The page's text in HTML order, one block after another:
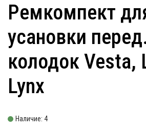
Ремкомпект
усановки
колодок Vesta,
Lynx
Наличие: 4